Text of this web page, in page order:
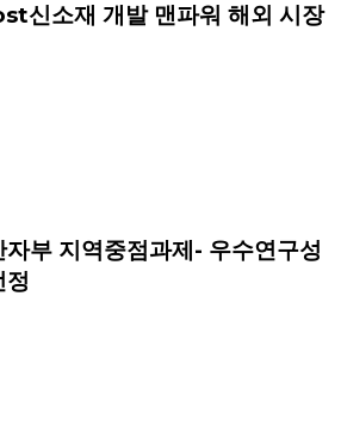
신소재 개발 맨파워 해외 시장
자부 지역중점과제- 우수연구성
정